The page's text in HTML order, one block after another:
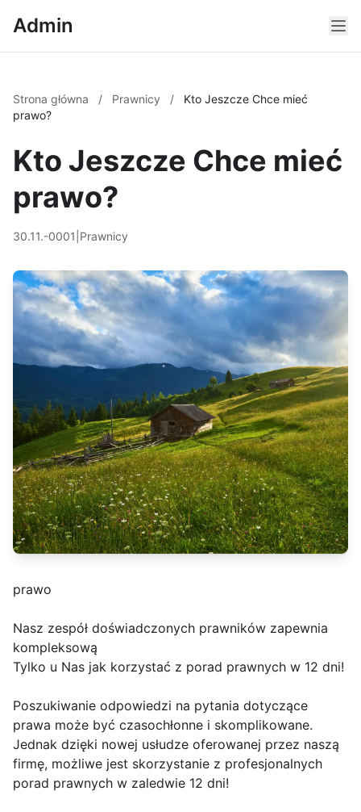
Admin
Strona główna / Prawnicy /
Kto Jeszcze Chce mieć
prawo?
Kto Jeszcze Chce mieć
prawo?
30.11.-0001 Prawnicy
prawo
Nasz zespół doświadczonych prawników zapewnia
kompleksową
Tylko u Nas jak korzystać z porad prawnych w 12 dni!
Poszukiwanie odpowiedzi na pytania dotyczące
prawa może być czasochłonne i skomplikowane.
Jednak dzięki nowej usłudze oferowanej przez naszą
firmę, możliwe jest skorzystanie z profesjonalnych
porad prawnych w zaledwie 12 dni!